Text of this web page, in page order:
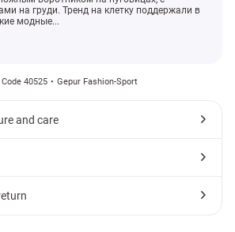
на груди. Тренд на клетку поддержали в
модные...
40525 Gepur Fashion-Sport
and care